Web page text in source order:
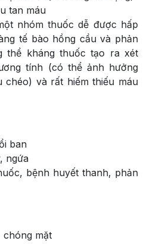
tan máu
nhóm thuốc dễ được hấp
tế bào hồng cầu và phản
thể kháng thuốc tạo ra xét
tính (có thể ảnh hưởng
chéo) và rất hiếm thiếu máu
ban
ngứa
bệnh huyết thanh, phản
chóng mặt